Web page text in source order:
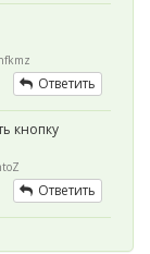
Ответить
кнопку
Ответить